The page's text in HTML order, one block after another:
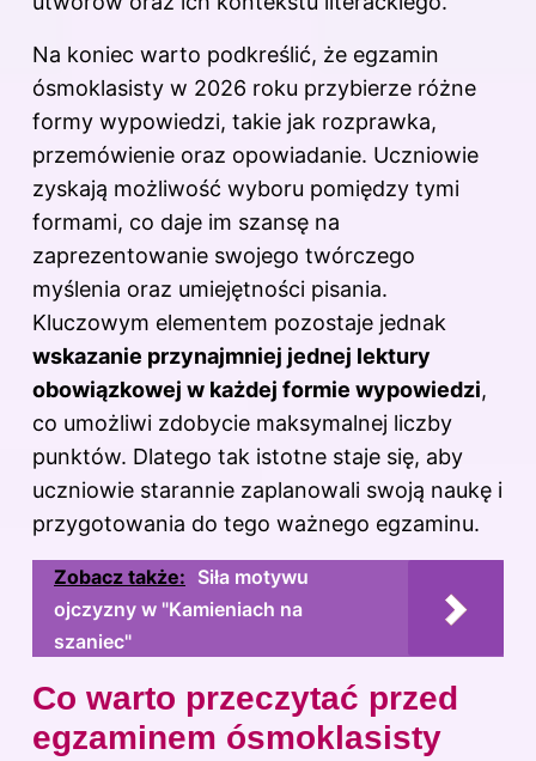
Na koniec warto podkreślić, że egzamin
ósmoklasisty w 2026 roku przybierze różne
formy wypowiedzi, takie jak rozprawka,
przemówienie oraz opowiadanie. Uczniowie
zyskają możliwość wyboru pomiędzy tymi
formami, co daje im szansę na
zaprezentowanie swojego twórczego
myślenia oraz umiejętności pisania.
Kluczowym elementem pozostaje jednak
wskazanie przynajmniej jednej lektury
obowiązkowej w każdej formie wypowiedzi,
co umożliwi zdobycie maksymalnej liczby
punktów. Dlatego tak istotne staje się, aby
uczniowie starannie zaplanowali swoją naukę i
przygotowania do tego ważnego egzaminu.
Zobacz także: Siła motywu
ojczyzny w "Kamieniach na
szaniec"
Co warto przeczytać przed
egzaminem ósmoklasisty